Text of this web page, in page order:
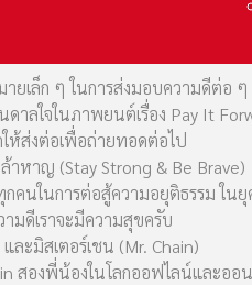
ายเล็ก ๆ ในการส่งมอบความดีต่อ ๆ
ดาลใจในภาพยนต์เรื่อง Pay It
ห้ส่งต่อเพื่อถ่ายทอดต่อไป
าหาญ (Stay Strong & Be Brave)
กคนในการต่อสู้ความอยุติธรรม ใ
ามดีเราจะมีความสุขครับ
ละมิสเตอร์เชน (Mr. Chain)
สองพี่น้องในโลกออฟไลน์และอ